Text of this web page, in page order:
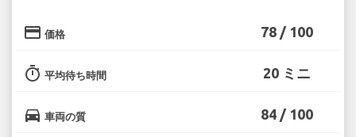
credit_card 価格 78 / 100
timer 平均待ち時間 20 ミニ
directions_car 車両の質 84 / 100